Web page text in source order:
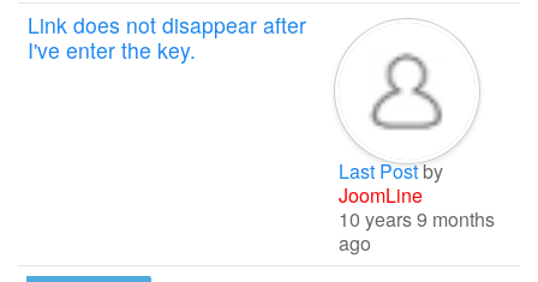
Link does not disappear after
I've enter the key.
Last Postby
JoomLine
10 years 9 months
ago